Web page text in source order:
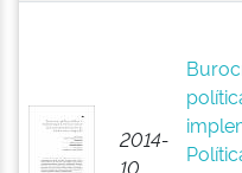
2014-
10